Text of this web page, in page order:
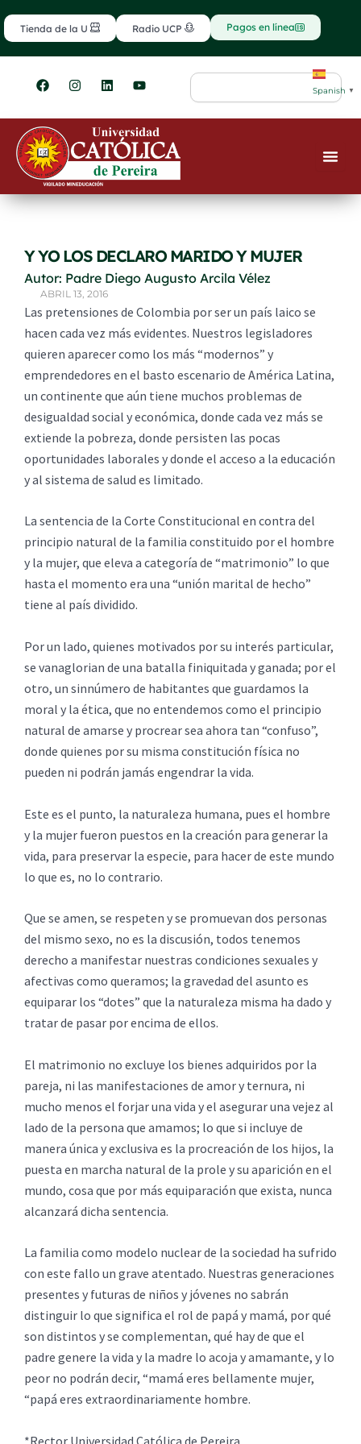
al
contenido
Tienda de la U Radio UCP Pagos en línea
F
a
e
b
o
o
k
I
n
t
g
r
m
L
i
k
e
d
i
n
Y
o
t
u
b
e
Search
Spanish ▼
Y YO LOS DECLARO MARIDO Y MUJER
Autor: Padre Diego Augusto Arcila Vélez
ABRIL 13, 2016
Las pretensiones de Colombia por ser un país laico se
hacen cada vez más evidentes. Nuestros legisladores
quieren aparecer como los más “modernos” y
emprendedores en el basto escenario de América Latina,
un continente que aún tiene muchos problemas de
desigualdad social y económica, donde cada vez más se
extiende la pobreza, donde persisten las pocas
oportunidades laborales y donde el acceso a la educación
y al sistema de salud es limitado.
La sentencia de la Corte Constitucional en contra del
principio natural de la familia constituido por el hombre
y la mujer, que eleva a categoría de “matrimonio” lo que
hasta el momento era una “unión marital de hecho”
tiene al país dividido.
Por un lado, quienes motivados por su interés particular,
se vanaglorian de una batalla finiquitada y ganada; por el
otro, un sinnúmero de habitantes que guardamos la
moral y la ética, que no entendemos como el principio
natural de amarse y procrear sea ahora tan “confuso”,
donde quienes por su misma constitución física no
pueden ni podrán jamás engendrar la vida.
Este es el punto, la naturaleza humana, pues el hombre
y la mujer fueron puestos en la creación para generar la
vida, para preservar la especie, para hacer de este mundo
lo que es, no lo contrario.
Que se amen, se respeten y se promuevan dos personas
del mismo sexo, no es la discusión, todos tenemos
derecho a manifestar nuestras condiciones sexuales y
afectivas como queramos; la gravedad del asunto es
equiparar los “dotes” que la naturaleza misma ha dado y
tratar de pasar por encima de ellos.
El matrimonio no excluye los bienes adquiridos por la
pareja, ni las manifestaciones de amor y ternura, ni
mucho menos el forjar una vida y el asegurar una vejez al
lado de la persona que amamos; lo que si incluye de
manera única y exclusiva es la procreación de los hijos, la
puesta en marcha natural de la prole y su aparición en el
mundo, cosa que por más equiparación que exista, nunca
alcanzará dicha sentencia.
La familia como modelo nuclear de la sociedad ha sufrido
con este fallo un grave atentado. Nuestras generaciones
presentes y futuras de niños y jóvenes no sabrán
distinguir lo que significa el rol de papá y mamá, por qué
son distintos y se complementan, qué hay de que el
padre genere la vida y la madre lo acoja y amamante, y lo
peor no podrán decir, “mamá eres bellamente mujer,
“papá eres extraordinariamente hombre.
*Rector Universidad Católica de Pereira